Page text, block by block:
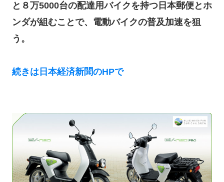
と８万5000台の配達用バイクを持つ日本郵便とホ
ンダが組むことで、電動バイクの普及加速を狙
う。
続きは日本経済新聞のHPで